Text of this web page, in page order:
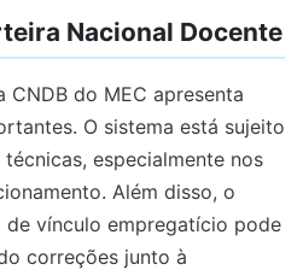
Nacional Docente
CNDB do MEC apresenta
O sistema está sujeito
especialmente nos
Além disso, o
vínculo empregatício pode
correções junto à